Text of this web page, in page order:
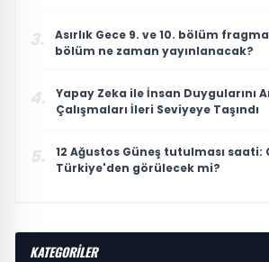
3.
Asırlık Gece 9. ve 10. bölüm
bölüm ne zaman yayınlanacak?
4.
Yapay Zeka ile İnsan Duygularını
Çalışmaları İleri Seviyeye Taşındı
5.
12 Ağustos Güneş tutulması saati:
Türkiye'den görülecek mi?
KATEGORİLER